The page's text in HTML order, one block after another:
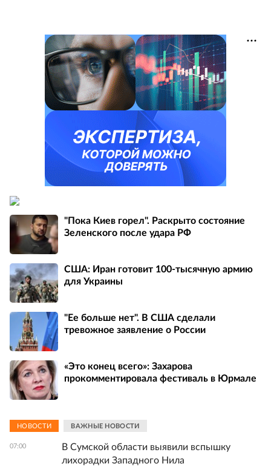
"Пока Киев горел". Раскрыто состояние
Зеленского после удара РФ
США: Иран готовит 100-тысячную армию
для Украины
"Ее больше нет". В США сделали
тревожное заявление о России
«Это конец всего»: Захарова
прокомментировала фестиваль в Юрмале
НОВОСТИ ВАЖНЫЕ НОВОСТИ
07:00
В Сумской области выявили вспышку
лихорадки Западного Нила